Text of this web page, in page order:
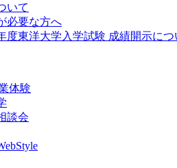
いて
必要な方へ
度東洋大学入学試験 成績開示に
体験
談会